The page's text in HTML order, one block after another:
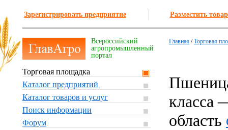
Зарегистрировать предприятие Разместить
Всероссийский
агропромышленный
портал
Торговая площадка
Каталог предприятий
Каталог товаров и услуг
Поиск информации
Форум
Главная /Торговая
класса
область